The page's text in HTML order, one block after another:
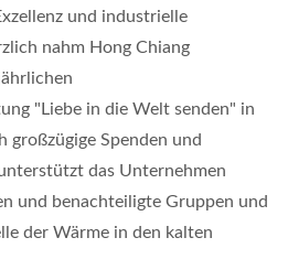
und industrielle
nahm Hong Chiang
"Liebe in die Welt senden" in
großzügige Spenden und
das Unternehmen
und benachteiligte Gruppen und
der Wärme in den kalten